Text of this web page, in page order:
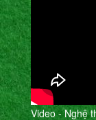
Video - Nghệ